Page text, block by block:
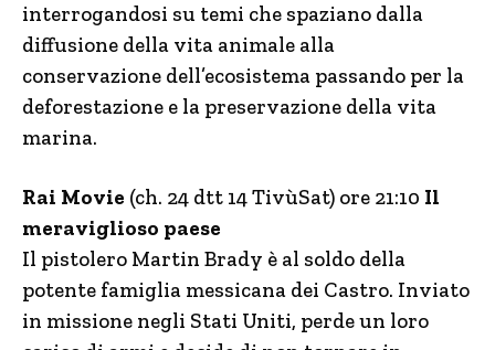
interrogandosi su temi che spaziano dalla
diffusione della vita animale alla
conservazione dell’ecosistema passando per la
deforestazione e la preservazione della vita
marina.
Rai Movie (ch. 24 dtt 14 TivùSat) ore 21:10 Il
meraviglioso paese
Il pistolero Martin Brady è al soldo della
potente famiglia messicana dei Castro. Inviato
in missione negli Stati Uniti, perde un loro